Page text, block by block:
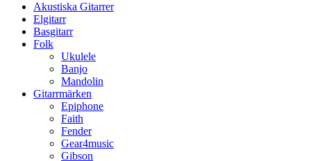
Akustiska Gitarrer
Elgitarr
Basgitarr
Folk
Ukulele
Banjo
Mandolin
Gitarrmärken
Epiphone
Faith
Fender
Gear4music
Gibson